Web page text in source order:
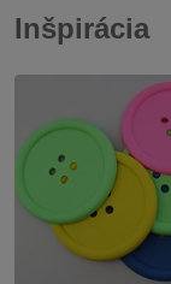
Inšpirácia